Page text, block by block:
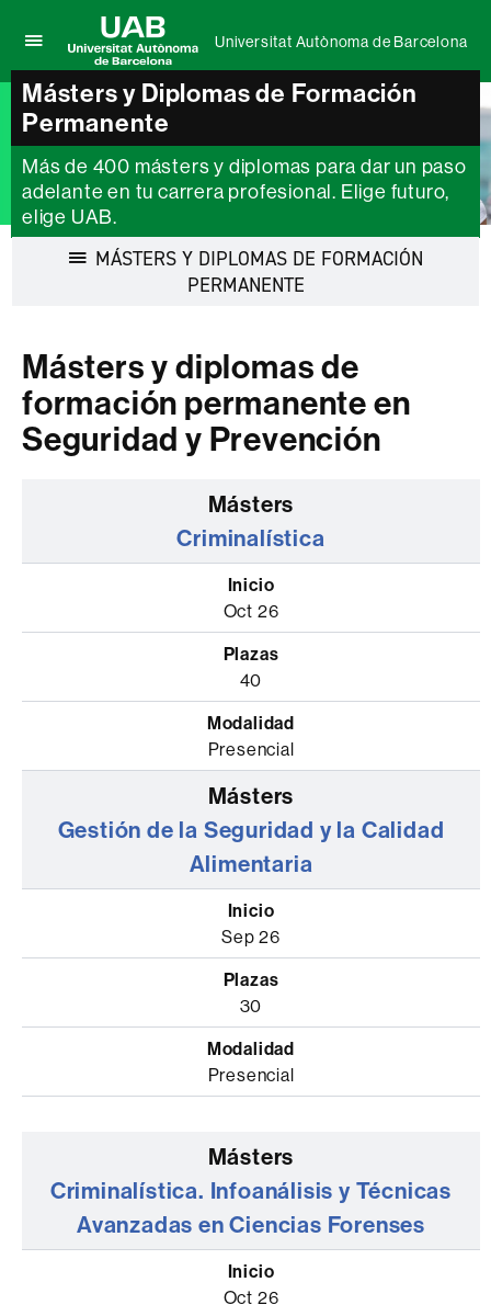
aquí
para
desplegar
el
menú
de
Universitat
Autònoma
UAB
Universitat
Autònoma
de
Barcelona
Universitat Autònoma de Barcelona
Másters y Diplomas de Formación
Permanente
Más de 400 másters y diplomas para dar un paso
adelante en tu carrera profesional. Elige futuro,
elige UAB.
MÁSTERS Y DIPLOMAS DE FORMACIÓN
PERMANENTEDesplegar
Másters y diplomas de
formación permanente en
Seguridad y Prevención
Criminalística
Oct 26
40
Presencial
Gestión de la Seguridad y la Calidad
Alimentaria
Sep 26
30
Presencial
Criminalística. Infoanálisis y Técnicas
Avanzadas en Ciencias Forenses
Oct 26